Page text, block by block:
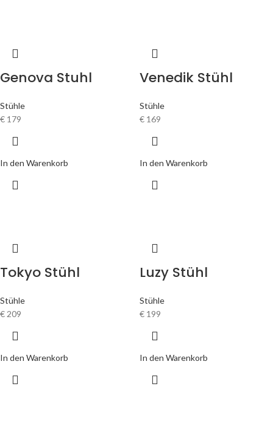
Genova Stuhl
Stühle
€ 179
In den Warenkorb
Venedik Stühl
Stühle
€ 169
In den Warenkorb
Tokyo Stühl
Stühle
€209
In den Warenkorb
Luzy Stühl
Stühle
€ 199
In den Warenkorb